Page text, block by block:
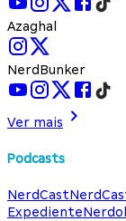
Azaghal
NerdBunker
Ver mais
Podcasts
NerdCast
Expediente